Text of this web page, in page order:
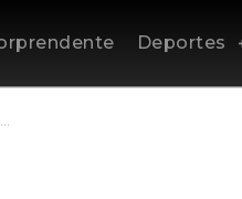
Deportes